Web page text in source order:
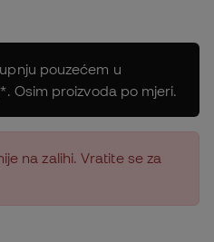
pouzećem u
Osim proizvoda po mjeri.
na zalihi. Vratite se za